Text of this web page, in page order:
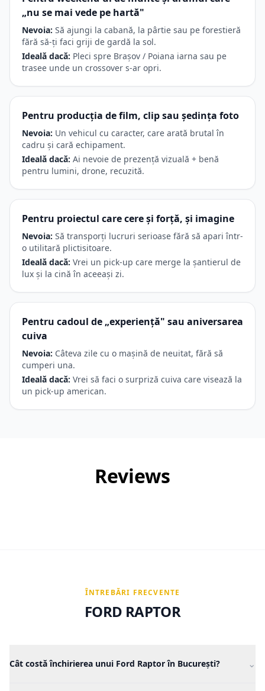
„nu se mai vede pe hartă"
Nevoia: Să ajungi la cabană, la pârtie sau pe forestieră
fără să-ți faci griji de gardă la sol.
Ideală dacă: Pleci spre Brașov / Poiana iarna sau pe
trasee unde un crossover s-ar opri.
Pentru producția de film, clip sau ședința foto
Nevoia: Un vehicul cu caracter, care arată brutal în
cadru și cară echipament.
Ideală dacă: Ai nevoie de prezență vizuală + benă
pentru lumini, drone, recuzită.
Pentru proiectul care cere și forță, și imagine
Nevoia: Să transporți lucruri serioase fără să apari într-
o utilitară plictisitoare.
Ideală dacă: Vrei un pick-up care merge la șantierul de
lux și la cină în aceeași zi.
Pentru cadoul de „experiență" sau aniversarea
cuiva
Nevoia: Câteva zile cu o mașină de neuitat, fără să
cumperi una.
Ideală dacă: Vrei să faci o surpriză cuiva care visează la
un pick-up american.
Reviews
ÎNTREBĂRI FRECVENTE
FORD RAPTOR
Cât costă închirierea unui Ford Raptor în București? ⌄